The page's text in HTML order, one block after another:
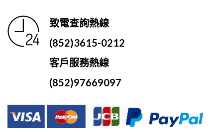
致電查詢熱線
(852)3615-0212
客戶服務熱線
(852)97669097